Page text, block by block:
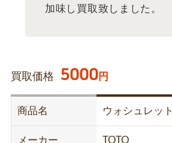
加味し買取致しました。
買取価格 5000円
商品名 ウォシュレット
メーカー TOTO